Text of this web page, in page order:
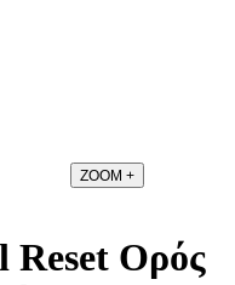
ZOOM +
Reset Ορός